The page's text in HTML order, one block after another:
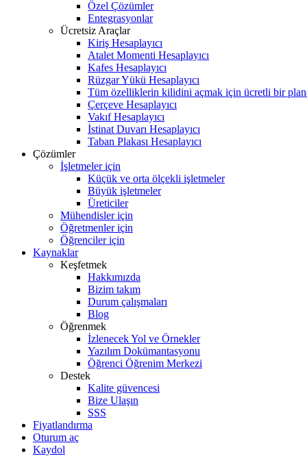
Özel Çözümler
Entegrasyonlar
Ücretsiz Araçlar
Kiriş Hesaplayıcı
Atalet Momenti Hesaplayıcı
Kafes Hesaplayıcı
Rüzgar Yükü Hesaplayıcı
Tüm özelliklerin kilidini açmak için ücretli bir
Çerçeve Hesaplayıcı
Vakıf Hesaplayıcı
İstinat Duvarı Hesaplayıcı
Taban Plakası Hesaplayıcı
Çözümler
İşletmeler için
Küçük ve orta ölçekli işletmeler
Büyük işletmeler
Üreticiler
Mühendisler için
Öğretmenler için
Öğrenciler için
Kaynaklar
Keşfetmek
Hakkımızda
Bizim takım
Durum çalışmaları
Blog
Öğrenmek
İzlenecek Yol ve Örnekler
Yazılım Dokümantasyonu
Öğrenci Öğrenim Merkezi
Destek
Kalite güvencesi
Bize Ulaşın
SSS
Fiyatlandırma
Oturum aç
Kaydol